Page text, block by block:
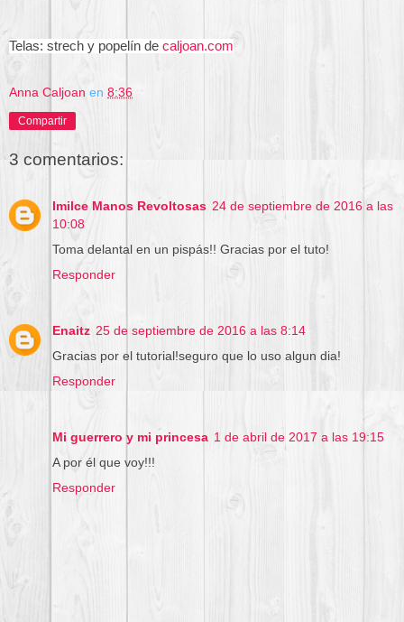
Telas: strech y popelín de caljoan.com
Anna Caljoan en 8:36
Compartir
3 comentarios:
Imilce Manos Revoltosas 24 de septiembre de 2016 a las
10:08
Toma delantal en un pispás!! Gracias por el tuto!
Responder
Enaitz 25 de septiembre de 2016 a las 8:14
Gracias por el tutorial!seguro que lo uso algun dia!
Responder
Mi guerrero y mi princesa 1 de abril de 2017 a las 19:15
A por él que voy!!!
Responder